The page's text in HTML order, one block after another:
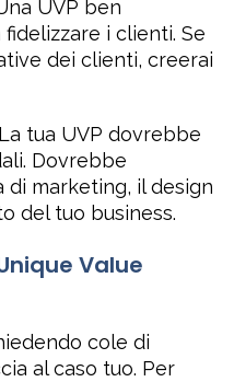
UVP ben
i clienti. Se
dei clienti, creerai
tua UVP dovrebbe
Dovrebbe
di marketing, il design
del tuo business.
Value
cole di
al caso tuo. Per